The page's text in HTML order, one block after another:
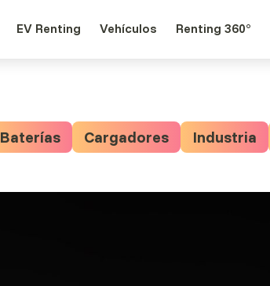
EV Renting Vehículos Renting 360°
Baterías Cargadores Industria